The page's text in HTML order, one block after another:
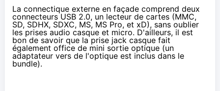
La connectique externe en façade comprend deux
connecteurs USB 2.0, un lecteur de cartes (MMC,
SD, SDHX, SDXC, MS, MS Pro, et xD), sans oublier
les prises audio casque et micro. D'ailleurs, il est
bon de savoir que la prise jack casque fait
également office de mini sortie optique (un
adaptateur vers de l'optique est inclus dans le
bundle).